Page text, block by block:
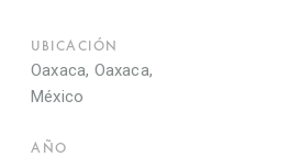
UBICACIÓN
Oaxaca, Oaxaca,
México
AÑO